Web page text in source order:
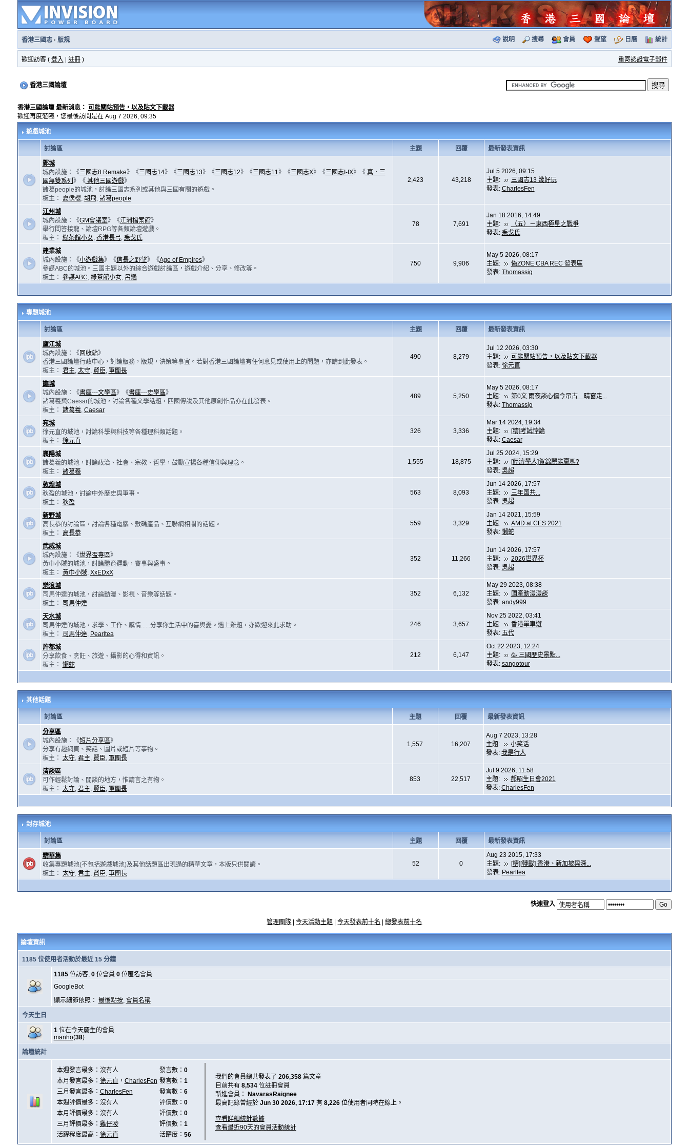
香港三國志· 版規 說明 搜尋 會員 聲望 日曆 統計
歡迎訪客 ( 登入 註冊) 重寄認證電子郵件
香港三國論壇
香港三國論壇 最新消息： 可能關站預告，以及貼文下載器
歡迎再度蒞臨，您最後訪問是在 Aug 7 2026, 09:35
遊戲城池
討論區 主題 回覆 最新發表資訊
鄴城
城內設施：《三國志8 Remake》《三國志14》《三國志13》《三國志12》《三國志11》《三國志X》《三國志I-IX》《真．三
國無雙系列 》《其他三國遊戲》
諸葛people的城池，討論三國志系列或其他與三國有關的遊戲。
板主：
夏侯櫻, 胡飛, 諸葛people
2,423 43,218
Jul 5 2026, 09:15
主題:
三國志13 幾好玩
發表: CharlesFen
江州城
城內設施：《GM會議室》《江洲檔案館》
舉行問答接龍、論壇RPG等各類論壇遊戲。
板主： 綠茶館小女, 香港長弓, 耒戈氏
78 7,691
Jan 18 2016, 14:49
主題:
（五）－東西極星之戰爭
發表: 耒戈氏
建業城
城內設施：《小遊戲集》《信長之野望》《Age of Empires》
參謀ABC的城池。三國主題以外的綜合遊戲討論區，遊戲介紹、分享、修改等。
板主： 參謀ABC, 綠茶館小女, 呂遜
750 9,906
May 5 2026, 08:17
主題:
偽ZONE CBA REC 發表區
發表: Thomassig
專題城池
討論區 主題 回覆 最新發表資訊
廬江城
城內設施：《回收站》
香港三國論壇行政中心，討論版務，版規，決策等事宜。若對香港三國論壇有任何意見或使用上的問題，亦請到此發表。
板主： 君主, 太守, 賢臣, 軍團長
490 8,279
Jul 12 2026, 03:30
主題:
可能關站預告，以及貼文下載器
發表: 徐元直
譙城
城內設施：《書庫---文學區》《書庫---史學區》
諸葛羲與Caesar的城池，討論各種文學話題，四國傳說及其他原創作品亦在此發表。
板主： 諸葛羲, Caesar
489 5,250
May 5 2026, 08:17
主題:
第0文 雨夜談心傷今吊古 晴窗走...
發表: Thomassig
宛城
徐元直的城池，討論科學與科技等各種理科類話題。
板主： 徐元直
326 3,336
Mar 14 2024, 19:34
主題:
[精]考試悖論
發表: Caesar
襄陽城
諸葛羲的城池，討論政治、社會、宗教、哲學，鼓勵宣揚各種信仰與理念。
板主： 諸葛羲
1,555 18,875
Jul 25 2024, 15:29
主題:
[經濟學人]賀錦麗能贏嗎?
發表: 吳超
敦煌城
秋盈的城池，討論中外歷史與軍事。
板主： 秋盈
563 8,093
Jun 14 2026, 17:57
主題:
三年国共...
發表: 吳超
新野城
高長恭的討論區，討論各種電腦、數碼產品、互聯網相關的話題。
板主：
高長恭
559 3,329
Jan 14 2021, 15:59
主題:
AMD at CES 2021
發表: 懶蛇
武威城
城內設施：《世界盃專區》
黃巾小賊的城池，討論體育運動，賽事與盛事。
板主： 黃巾小賊, XxEDxX
352 11,266
Jun 14 2026, 17:57
主題:
2026世界杯
發表: 吳超
樂浪城
司馬仲達的城池，討論動漫、影視、音樂等話題。
板主：
司馬仲達
352 6,132
May 29 2023, 08:38
主題:
國產動漫漫談
發表: andy999
天水城
司馬仲達的城池，求學、工作、感情......分享你生活中的喜與憂。遇上難題，亦歡迎來此求助。
板主：
司馬仲達, Pearltea
246 3,657
Nov 25 2022, 03:41
主題:
香港單車遊
發表: 五代
許都城
分享飲食、烹飪、旅遊、攝影的心得和資訊。
板主： 懶蛇
212 6,147
Oct 22 2023, 12:24
主題:
🥳 三國歷史景點...
發表: sangotour
其他話題
討論區 主題 回覆 最新發表資訊
分享區
城內設施：《短片分享區》
分享有趣網頁、笑話、圖片或短片等事物。
板主： 太守, 君主, 賢臣, 軍團長
1,557 16,207
Aug 7 2023, 13:28
主題:
小笑话
發表: 我是行人
清談區
可作輕鬆討論、閒談的地方，惟請言之有物。
板主： 太守, 君主, 賢臣, 軍團長
853 22,517
Jul 9 2026, 11:58
主題:
郝昭生日會2021
發表: CharlesFen
封存城池
討論區 主題 回覆 最新發表資訊
精華集
收集專題城池(不包括遊戲城池)及其他話題區出現過的精華文章，本版只供閱讀。
板主： 太守, 君主, 賢臣, 軍團長
52 0
Aug 23 2015, 17:33
主題:
[精][轉載] 香港、新加坡與深...
發表: Pearltea
快速登入
管理團隊 |今天活動主題 |今天發表前十名 |總發表前十名
論壇資訊
1185 位使用者活動於最近 15 分鐘
1185位訪客, 0位會員 0位匿名會員
GoogleBot
顯示細節依照： 最後點按, 會員名稱
今天生日
1位在今天慶生的會員
manho(38)
論壇統計
本週發言最多：沒有人 發言數： 0
本月發言最多： 徐元直 ， CharlesFen 發言數： 1
三月發言最多： CharlesFen 發言數： 6
本週評價最多：沒有人
評價數： 0
本月評價最多：沒有人
評價數： 0
三月評價最多： 雞仔嘜 評價數： 1
活躍程度最高： 徐元直 活躍度： 56
我們的會員總共發表了 206,358篇文章
目前共有 8,534位註冊會員
新進會員： NavarasRaignee
最高記錄曾經於 Jun 30 2026, 17:17 有 8,226位使用者同時在線上。
查看詳細統計數據
查看最近90天的會員活動統計